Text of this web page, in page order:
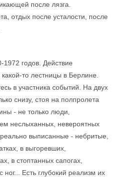
после лязга.
отдых после усталости, после
годов. Действие
то лестницы в Берлине.
в участника событий. На двух
снизу, стоя на полпролета
- не только люди,
неслыханных, невероятных
выписанные - небритые,
в выгоревших,
в стоптанных сапогах,
ног... Есть глубокий реализм их